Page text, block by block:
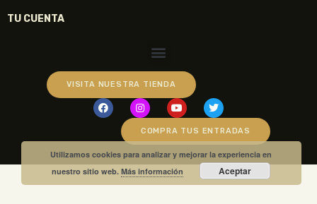
TU CUENTA
VISITA NUESTRA TIENDA
COMPRA TUS ENTRADAS
Utilizamos cookies para analizar y mejorar la experiencia en
nuestro sitio web.Más información Aceptar